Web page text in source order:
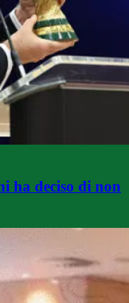
ha deciso di non